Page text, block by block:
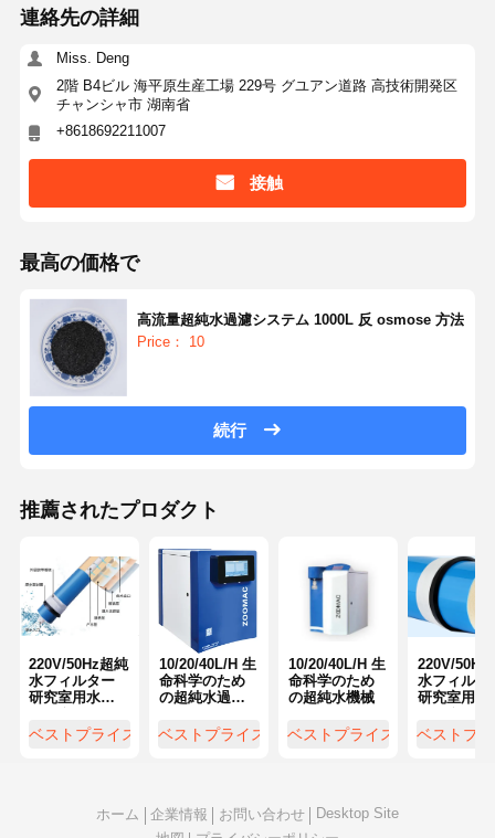
水浄化用消耗品
水浄化システム用アクセサリー
連絡先の詳細
Miss. Deng
2階 B4ビル 海平原生産工場 229号 グユアン道路 高技術開発区
チャンシャ市 湖南省
+8618692211007
接触
最高の価格で
高流量超純水過濾システム 1000L 反 osmose 方法
Price： 10
続行
推薦されたプロダクト
220V/50Hz超純
水フィルター
研究室用水フ
ム 1000リット
ベストプライス
10/20/40L/H 生
命科学のため
の超純水過濾
ベストプライス
10/20/40L/H 生
命科学のため
の超純水機械
ベストプライス
220V/50Hz
水フィルタ
研究室用水
ム 1000リ
ベストプ
ホーム 企業情報 お問い合わせ
Desktop Site